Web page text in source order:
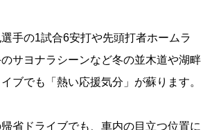
手の1試合6安打や先頭打者ホームラ
サヨナラシーンなど冬の並木道や湖畔
ブでも「熱い応援気分」が蘇ります。
省ドライブでも、車内の目立つ位置に